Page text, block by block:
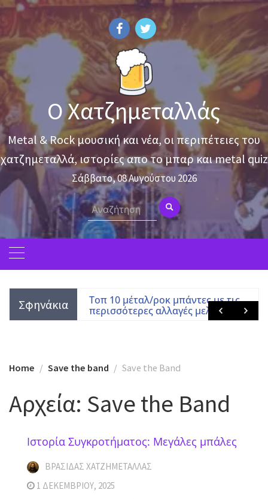
Skip
content
Ο Χατζημεταλλάς
Metal & Rock μουσική και νέα, οι περιπέτειες του
χατζημεταλλά, ιστορίες απο το μπαρ και metal quiz
Σάββατο, 08 Αυγούστου 2026
Search
for:
Σφηνάκια
Τοπ 10 μέταλ/ροκ μπάντες με τις
περισσότερες αλλαγές μελών
Home Save the band Save the Band
Αρχεία: Save the Band
Ιστορία Συγκροτήματος: Μεγάλες μπάλες
ΒΡΑΣΊΔΑΣ ΧΑΤΖΗΜΕΤΑΛΛΆΣ
1 ΔΕΚΕΜΒΡΊΟΥ, 2025